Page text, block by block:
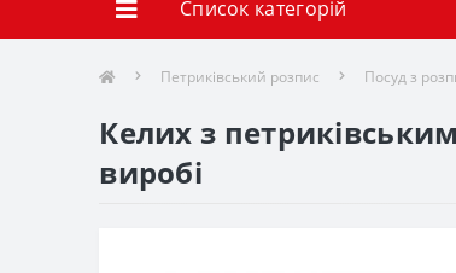
Список категорій
Петриківський розпис Посуд з
Келих з
виробі